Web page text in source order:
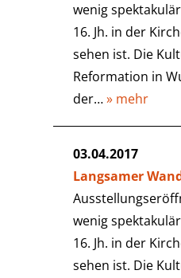
wenig
16. Jh. in der
sehen ist. Die
Reformation in
der…» mehr
03.04.2017
Langsamer
wenig
16. Jh. in der
sehen ist. Die